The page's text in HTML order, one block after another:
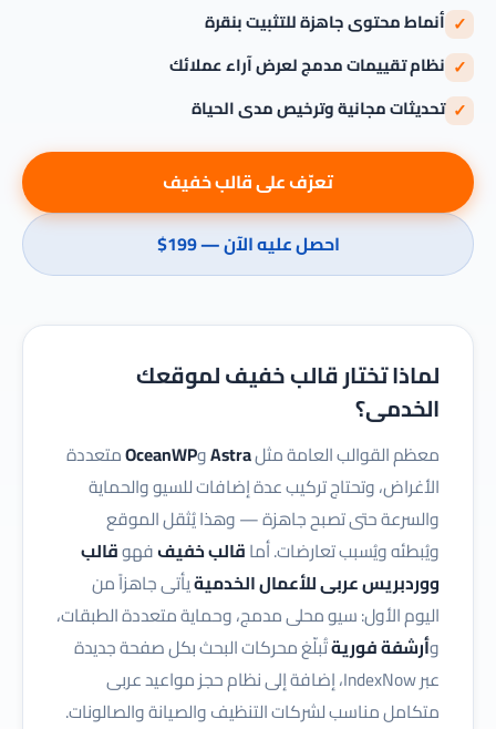
✓ أنماط محتوى جاهزة للتثبيت بنقرة
✓ نظام تقييمات مدمج لعرض آراء عملائك
✓ تحديثات مجانية وترخيص مدى الحياة
تعرّف على قالب خفيف
احصل عليه الآن — ‏$199
لماذا تختار قالب خفيف لموقعك
الخدمى؟
معظم القوالب العامة مثلAstraوOceanWPمتعددة
الأغراض، وتحتاج تركيب عدة إضافات للسيو والحماية
والسرعة حتى تصبح جاهزة — وهذا يُثقل الموقع
ويُبطئه ويُسبب تعارضات. أماقالب خفيففهوقالب
ووردبريس عربى للأعمال الخدميةيأتى جاهزاً من
اليوم الأول: سيو محلى مدمج، وحماية متعددة الطبقات،
وأرشفة فوريةتُبلّغ محركات البحث بكل صفحة جديدة
عبر IndexNow، إضافة إلى نظام حجز مواعيد عربى
متكامل مناسب لشركات التنظيف والصيانة والصالونات.